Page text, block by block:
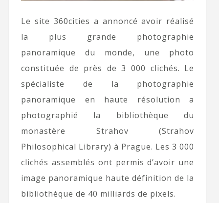
Le site 360cities a annoncé avoir réalisé
la plus grande photographie
panoramique du monde, une photo
constituée de près de 3 000 clichés. Le
spécialiste de la photographie
panoramique en haute résolution a
photographié la bibliothèque du
monastère Strahov (Strahov
Philosophical Library) à Prague. Les 3 000
clichés assemblés ont permis d’avoir une
image panoramique haute définition de la
bibliothèque de 40 milliards de pixels.